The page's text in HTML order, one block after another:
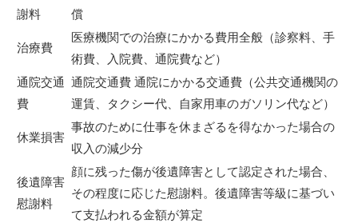
謝料
償
治療費
医療機関での治療にかかる費用全般（診察料、手
術費、入院費、通院費など）
通院交通
費
通院交通費 通院にかかる交通費（公共交通機関の
運賃、タクシー代、自家用車のガソリン代など）
休業損害
事故のために仕事を休まざるを得なかった場合の
収入の減少分
後遺障害
慰謝料
顔に残った傷が後遺障害として認定された場合、
その程度に応じた慰謝料。後遺障害等級に基づい
て支払われる金額が算定